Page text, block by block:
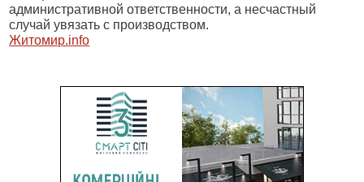
административной ответственности, а несчастный
случай увязать с производством.
Житомир.info